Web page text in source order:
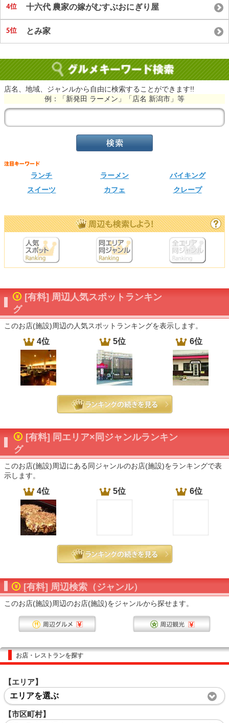
十六代 農家の嫁がむすぶおにぎり屋
とみ家
店名、地域、ジャンルから自由に検索することができます!!
例：「新発田 ラーメン」「店名 新潟市」等
ランチ ラーメン
バイキング
スイーツ
カフェ クレープ
[有料] 周辺人気スポットランキン
グ
このお店(施設)周辺の人気スポットランキングを表示します。
4位 5位 6位
[有料] 同エリア×同ジャンルランキン
グ
このお店(施設)周辺にある同ジャンルのお店(施設)をランキングで表
示します。
4位 5位 6位
[有料] 周辺検索（ジャンル）
このお店(施設)周辺のお店(施設)をジャンルから探せます。
お店・レストランを探す
【エリア】
エリアを選ぶ
【市区町村】